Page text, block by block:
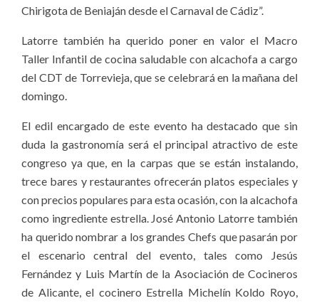
Chirigota de Beniaján desde el Carnaval de Cádiz”.
Latorre también ha querido poner en valor el Macro
Taller Infantil de cocina saludable con alcachofa a cargo
del CDT de Torrevieja, que se celebrará en la mañana del
domingo.
El edil encargado de este evento ha destacado que sin
duda la gastronomía será el principal atractivo de este
congreso ya que, en la carpas que se están instalando,
trece bares y restaurantes ofrecerán platos especiales y
con precios populares para esta ocasión, con la alcachofa
como ingrediente estrella. José Antonio Latorre también
ha querido nombrar a los grandes Chefs que pasarán por
el escenario central del evento, tales como Jesús
Fernández y Luis Martín de la Asociación de Cocineros
de Alicante, el cocinero Estrella Michelín Koldo Royo,